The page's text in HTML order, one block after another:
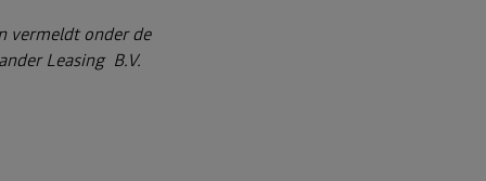
vermeldt onder de
Leasing B.V.